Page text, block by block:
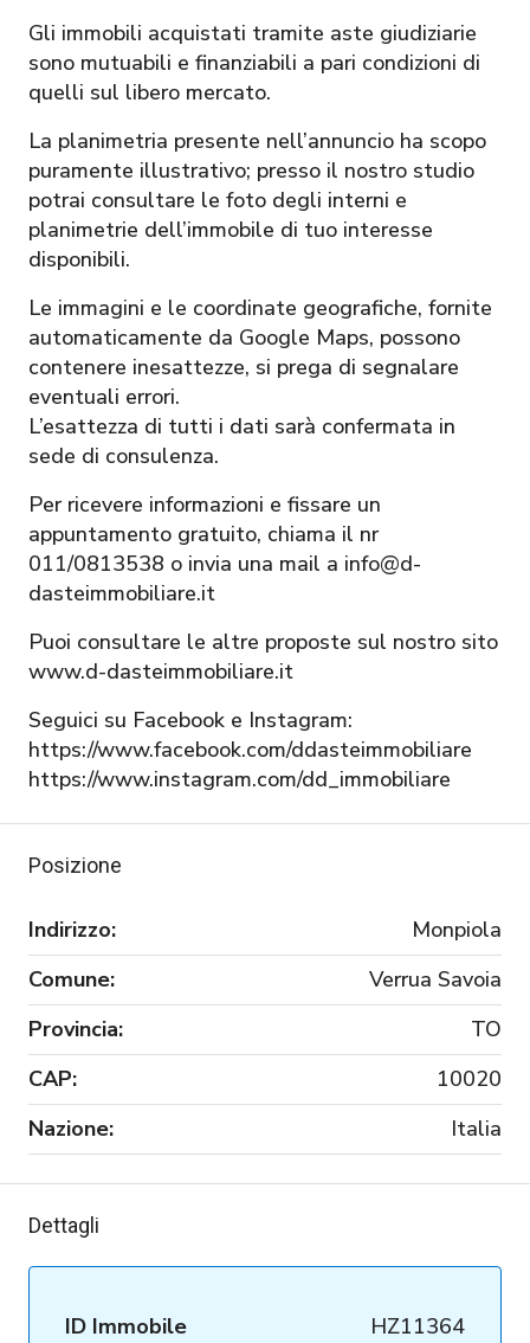
Gli immobili acquistati tramite aste giudiziarie
sono mutuabili e finanziabili a pari condizioni di
quelli sul libero mercato.
La planimetria presente nell’annuncio ha scopo
puramente illustrativo; presso il nostro studio
potrai consultare le foto degli interni e
planimetrie dell’immobile di tuo interesse
disponibili.
Le immagini e le coordinate geografiche, fornite
automaticamente da Google Maps, possono
contenere inesattezze, si prega di segnalare
eventuali errori.
L’esattezza di tutti i dati sarà confermata in
sede di consulenza.
Per ricevere informazioni e fissare un
appuntamento gratuito, chiama il nr
011/0813538 o invia una mail a info@d-
dasteimmobiliare.it
Puoi consultare le altre proposte sul nostro sito
www.d-dasteimmobiliare.it
Seguici su Facebook e Instagram:
https://www.facebook.com/ddasteimmobiliare
https://www.instagram.com/dd_immobiliare
Posizione
Indirizzo:
Monpiola
Comune:
Verrua Savoia
Provincia:
TO
CAP:
10020
Nazione:
Italia
Dettagli
ID Immobile HZ11364